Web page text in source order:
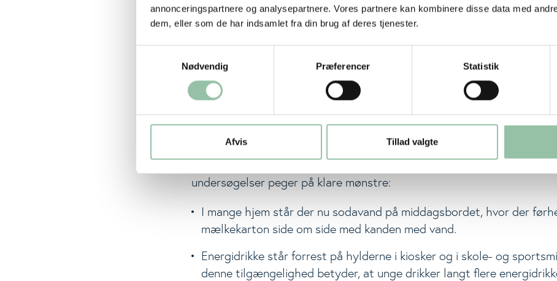
annonceringspartnere og analysepartnere. Vores partnere kan kombinere disse data med
dem, eller som de har indsamlet fra din brug af deres tjenester.
Nødvendig
Præferencer Statistik
Afvis Tillad valgte
af søde drikke skaber et ernæringsmæssigt vakuum, hvor
dækket.
uden mælk, men det kræver en målrettet opmærksomhed på at spise
mængder grønkål, broccoli, nødder og frø. Det er bare ikke dét,
Hvorfor får de unge teenagepiger ikke nok calcium?
Kostvaneundersøgelsen viser, hvad børn og unge spiser – ikke hvorfor.
undersøgelser peger på klare mønstre:
I mange hjem står der nu sodavand på middagsbordet, hvor der
mælkekarton side om side med kanden med vand.
Energidrikke står forrest på hylderne i kiosker og i skole- og
denne tilgængelighed betyder, at unge drikker langt flere